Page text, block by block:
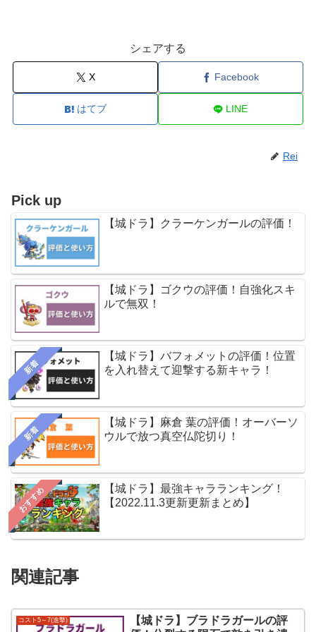
シェアする
X Facebook
はてブ LINE
Rei
Pick up
【城ドラ】クラーケンガールの評価！
【城ドラ】ゴクウの評価！自強化スキ
ルで無双！
新着
【城ドラ】バフォメットの評価！位置
を入れ替えて迎撃する新キャラ！
新着
【城ドラ】麻倉 葉の評価！オーバーソ
ウルで放つ真空仏陀切り！
おすすめ
【城ドラ】最強キャラランキング！
【2022.11.3更新更新まとめ】
関連記事
コスト5～7(進撃)
【城ドラ】ブラドラガールの評